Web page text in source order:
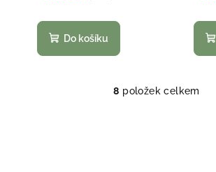
Do košíku
O
8 položek celkem